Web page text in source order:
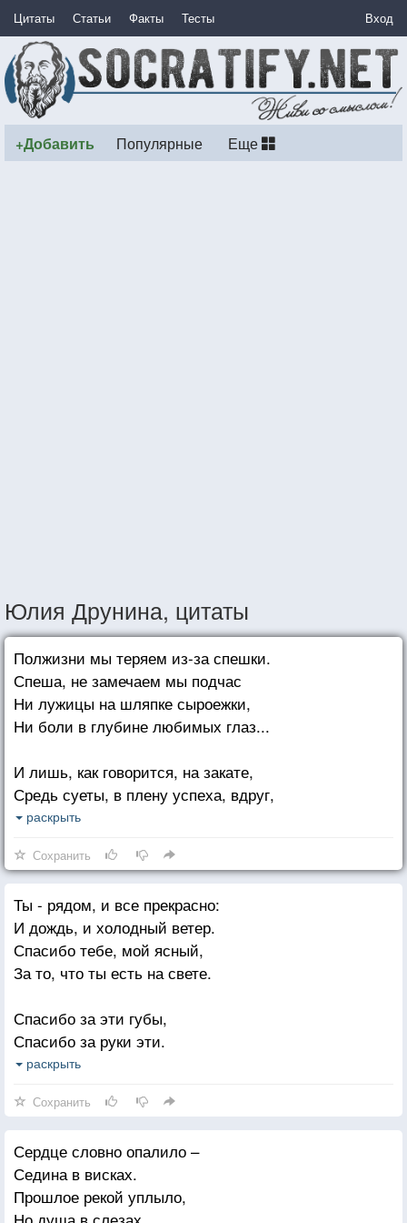
Цитаты Статьи Факты Тесты Вход
+Добавить Популярные Еще
Юлия Друнина, цитаты
Полжизни мы теряем из-за спешки.
Спеша, не замечаем мы подчас
Ни лужицы на шляпке сыроежки,
Ни боли в глубине любимых глаз...
И лишь, как говорится, на закате,
Средь суеты, в плену успеха, вдруг,
Тебя безжалостно за горло схватит
Жил на бегу, за призраком в погоне,
В сетях забот и неотложных дел...
А может главное - и проворонил...
А может главное - и проглядел...
раскрыть
Сохранить
Ты - рядом, и все прекрасно:
И дождь, и холодный ветер.
Спасибо тебе, мой ясный,
За то, что ты есть на свете.
Спасибо за эти губы,
Спасибо за руки эти.
Спасибо тебе, мой любый,
Ты - рядом, а ведь могли бы
Друг друга совсем не встретить.
Единственный мой, спасибо
За то, что ты есть на свете!
раскрыть
Сохранить
Сердце словно опалило –
Седина в висках.
Прошлое рекой уплыло,